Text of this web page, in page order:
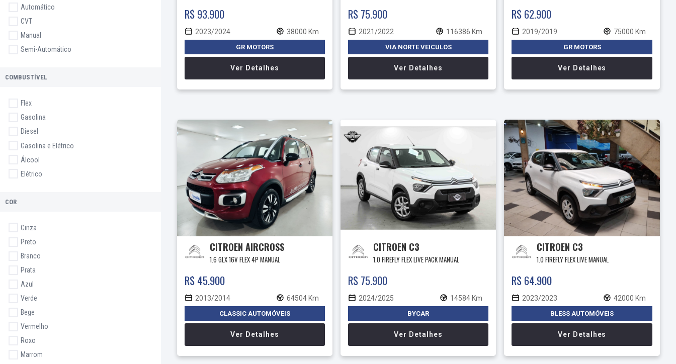
Automático
CVT
Manual
Semi-Automático
COMBUSTÍ­VEL
Flex
Gasolina
Diesel
Gasolina e Elétrico
Álcool
Elétrico
COR
Cinza
Preto
Branco
Prata
Azul
Verde
Bege
Vermelho
Roxo
Marrom
R$ 93.900
2023/2024 38000 Km
GR MOTORS
Ver Detalhes
R$ 75.900
2021/2022 116386 Km
VIA NORTE VEICULOS
Ver Detalhes
R$ 62.900
2019/2019 75000 Km
GR MOTORS
Ver Detalhes
CITROEN AIRCROSS
1.6 GLX 16V FLEX 4P MANUAL
R$ 45.900
2013/2014 64504 Km
CLASSIC AUTOMÓVEIS
Ver Detalhes
CITROEN C3
1.0 FIREFLY FLEX LIVE PACK MANUAL
R$ 75.900
2024/2025 14584 Km
BYCAR
Ver Detalhes
CITROEN C3
1.0 FIREFLY FLEX LIVE MANUAL
R$ 64.900
2023/2023 42000 Km
BLESS AUTOMÓVEIS
Ver Detalhes